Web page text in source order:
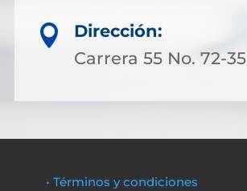

Dirección:
Carrera 55 No. 72-35
• Términos y condiciones